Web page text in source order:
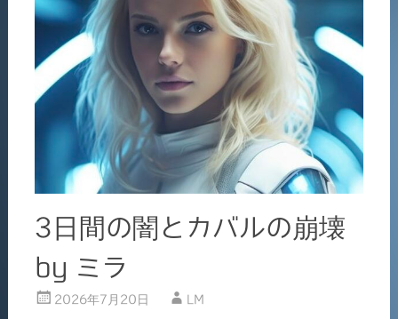
k
3日間の闇とカバルの崩壊
by ミラ
2026年7月20日 LM